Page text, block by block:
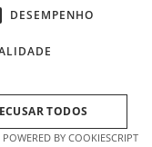
DESEMPENHO
TODOS
POWERED BY COOKIESCRIPT